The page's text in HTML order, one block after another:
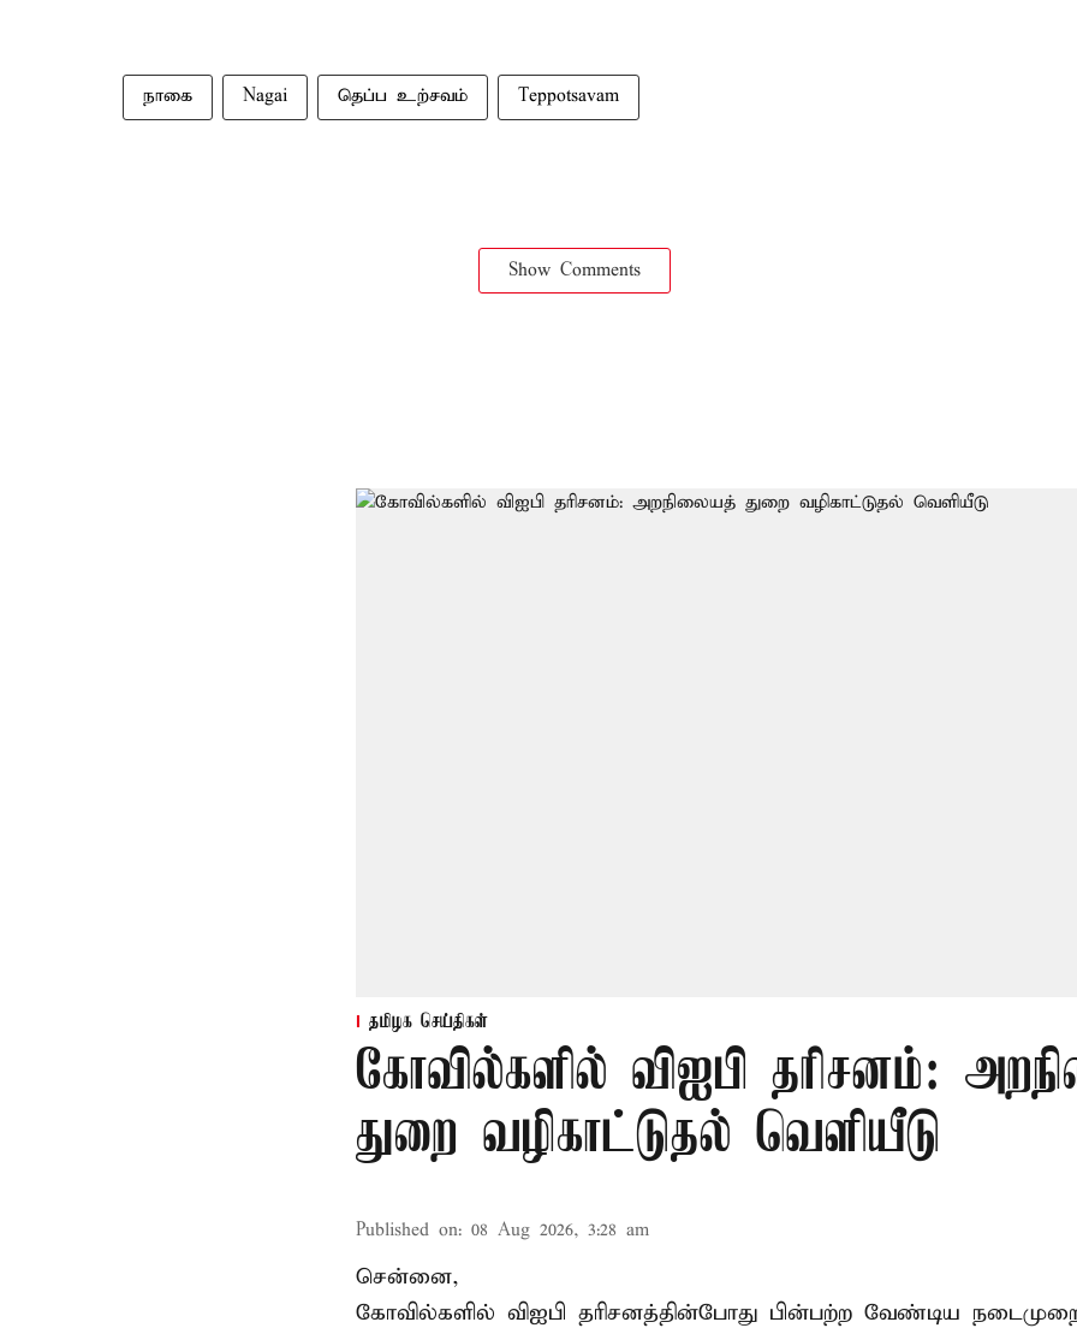
நாகை Nagai தெப்ப உற்சவம் Teppotsavam
Show Comments
தமிழக செய்திகள்
கோவில்களில் விஐபி தரிசனம்:
துறை வழிகாட்டுதல் வெளியீடு
Published on: 08 Aug 2026, 3:28 am
சென்னை,
கோவில்களில் விஐபி தரிசனத்தின்போது பின்பற்ற வேண்டிய